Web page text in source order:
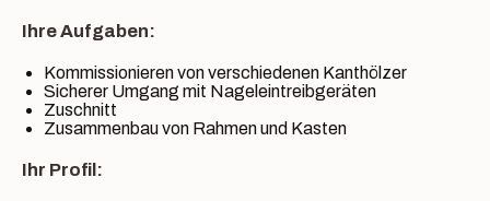
Ihre Aufgaben:
Kommissionieren von verschiedenen Kanthölzer
Sicherer Umgang mit Nageleintreibgeräten
Zuschnitt
Zusammenbau von Rahmen und Kasten
Ihr Profil: